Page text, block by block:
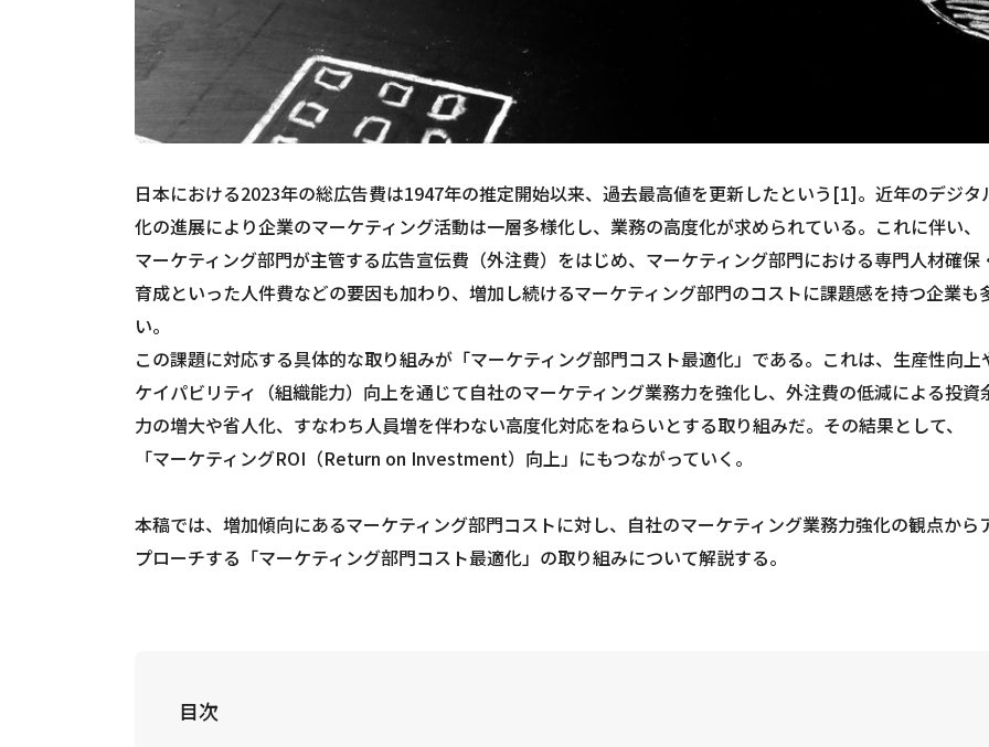
日本における2023年の総広告費は1947年の推定開始以来、過去最高値を更新したという[1]。近年のデジタ
化の進展により企業のマーケティング活動は一層多様化し、業務の高度化が求められている。これに伴い、
マーケティング部門が主管する広告宣伝費（外注費）をはじめ、マーケティング部門における専門人材確保
育成といった人件費などの要因も加わり、増加し続けるマーケティング部門のコストに課題感を持つ企業も
い。
この課題に対応する具体的な取り組みが「マーケティング部門コスト最適化」である。これは、生産性向上
ケイパビリティ（組織能力）向上を通じて自社のマーケティング業務力を強化し、外注費の低減による投資
力の増大や省人化、すなわち人員増を伴わない高度化対応をねらいとする取り組みだ。その結果として、
「マーケティングROI（Return on Investment）向上」にもつながっていく。
本稿では、増加傾向にあるマーケティング部門コストに対し、自社のマーケティング業務力強化の観点から
プローチする「マーケティング部門コスト最適化」の取り組みについて解説する。
目次